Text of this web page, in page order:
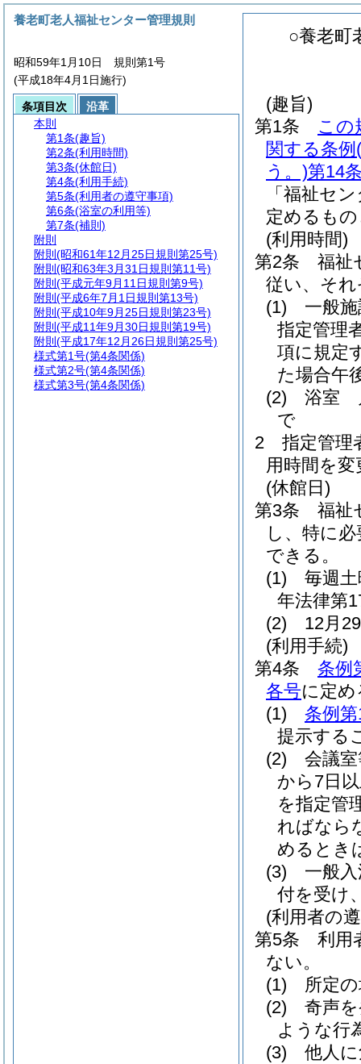
○養老町
(趣旨)
第1条
この
関する条例
う。)第14
「福祉セ
定めるも
(利用時間)
第2条
福祉
従い、そ
(1)
一般
指定管理
項に規定
た場合午
(2)
浴室
で
2
指定管理
用時間を
(休館日)
第3条
福祉
し、特に
できる。
(1)
毎週
年法律第
(2)
12月
(利用手続)
第4条
条例
各号に定
(1)
条例
提示する
(2)
会議
から7日
を指定管
ればなら
めるとき
(3)
一般
付を受け
(利用者の
第5条
利用
ない。
(1)
所定
(2)
奇声
ような行
(3)
他人
養老町老人福祉センター管理規則
昭和59年1月10日 規則第1号
(平成18年4月1日施行)
条項目次
沿革
本則
第1条(趣旨)
第2条(利用時間)
第3条(休館日)
第4条(利用手続)
第5条(利用者の遵守事項)
第6条(浴室の利用等)
第7条(補則)
附則
附則 (昭和61年12月25日規則第25号)
附則 (昭和63年3月31日規則第11号)
附則 (平成元年9月11日規則第9号)
附則 (平成6年7月1日規則第13号)
附則 (平成10年9月25日規則第23号)
附則 (平成11年9月30日規則第19号)
附則 (平成17年12月26日規則第25号)
様式第1号(第4条関係)
様式第2号(第4条関係)
様式第3号(第4条関係)